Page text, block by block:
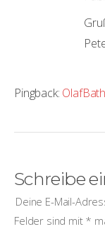
Pingback:
Schreibe
Deine E-Mail-
Felder sind mit *